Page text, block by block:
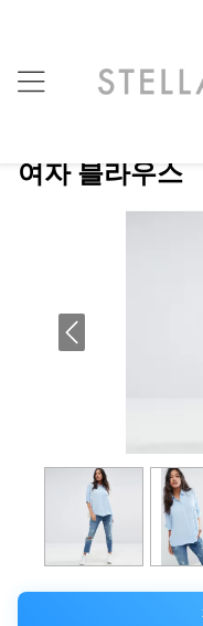
홈> >100% 숙녀를 위
100% 숙녀를
여자 블라우스